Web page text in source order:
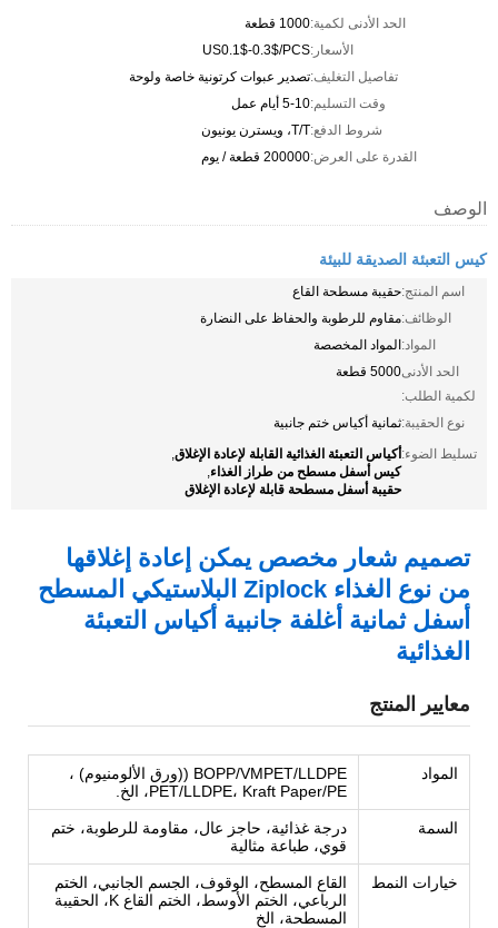
الحد الأدنى لكمية:1000 قطعة
الأسعار:US0.1$-0.3$/PCS
تفاصيل التغليف:تصدير عبوات كرتونية خاصة ولوحة
وقت التسليم:5-10 أيام عمل
شروط الدفع:T/T، ويسترن يونيون
القدرة على العرض:200000 قطعة / يوم
الوصف
كيس التعبئة الصديقة للبيئة
اسم المنتج:حقيبة مسطحة القاع
الوظائف:مقاوم للرطوبة والحفاظ على النضارة
المواد:المواد المخصصة
الحد الأدنى
لكمية الطلب:
5000 قطعة
نوع الحقيبة:ثمانية أكياس ختم جانبية
تسليط الضوء:أكياس التعبئة الغذائية القابلة لإعادة الإغلاق,
كيس أسفل مسطح من طراز الغذاء,
حقيبة أسفل مسطحة قابلة لإعادة الإغلاق
تصميم شعار مخصص يمكن إعادة إغلاقها
من نوع الغذاء Ziplock البلاستيكي المسطح
أسفل ثمانية أغلفة جانبية أكياس التعبئة
الغذائية
معايير المنتج
المواد
BOPP/VMPET/LLDPE ((ورق الألومنيوم) ،
PET/LLDPE، Kraft Paper/PE، الخ.
السمة
درجة غذائية، حاجز عال، مقاومة للرطوبة، ختم
قوي، طباعة مثالية
خيارات النمط
القاع المسطح، الوقوف، الجسم الجانبي، الختم
الرباعي، الختم الأوسط، الختم القاع K، الحقيبة
المسطحة، الخ